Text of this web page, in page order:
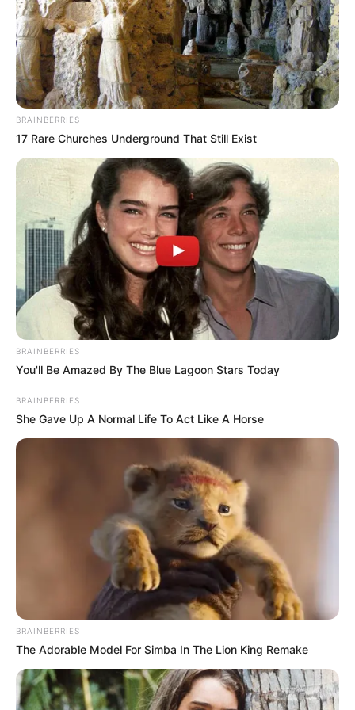
manifestantes e o secretário de gestão, Ivan Carvalho.
Categoria unida, organizada e focada na defesa de seus
direitos terá a vitória, necessária
Centro Educacional de Pesquisa Aplicada (Cepa), no bairro do
Farol, onde foi deliberada uma greve após 72 horas. Enquanto a
greve durar, somente 30% do efetivo dos profissionais será
BRAINBERRIES
17 Rare Churches Underground That Still Exist
BRAINBERRIES
You'll Be Amazed By The Blue Lagoon Stars Today
BRAINBERRIES
She Gave Up A Normal Life To Act Like A Horse
BRAINBERRIES
The Adorable Model For Simba In The Lion King Remake